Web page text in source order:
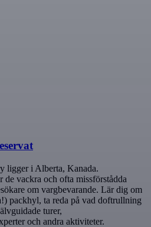
ligger i Alberta, Kanada.
vackra och ofta missförstådda
om vargbevarande. Lär dig om
packhyl, ta reda på vad doftrullning
turer,
och andra aktiviteter.